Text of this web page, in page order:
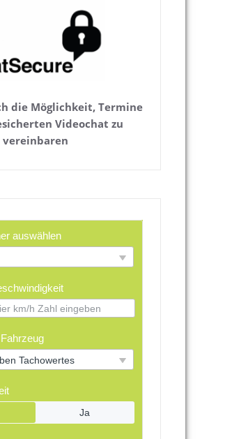
die Möglichkeit, Termine
Videochat zu
vereinbaren